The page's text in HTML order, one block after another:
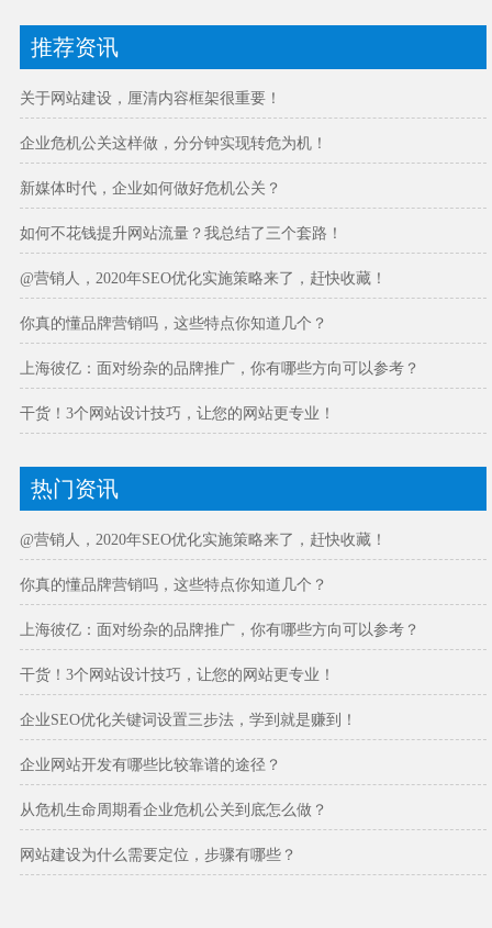
推荐资讯
关于网站建设，厘清内容框架很重要！
企业危机公关这样做，分分钟实现转危为机！
新媒体时代，企业如何做好危机公关？
如何不花钱提升网站流量？我总结了三个套路！
@营销人，2020年SEO优化实施策略来了，赶快收藏！
你真的懂品牌营销吗，这些特点你知道几个？
上海彼亿：面对纷杂的品牌推广，你有哪些方向可以参考？
干货！3个网站设计技巧，让您的网站更专业！
热门资讯
@营销人，2020年SEO优化实施策略来了，赶快收藏！
你真的懂品牌营销吗，这些特点你知道几个？
上海彼亿：面对纷杂的品牌推广，你有哪些方向可以参考？
干货！3个网站设计技巧，让您的网站更专业！
企业SEO优化关键词设置三步法，学到就是赚到！
企业网站开发有哪些比较靠谱的途径？
从危机生命周期看企业危机公关到底怎么做？
网站建设为什么需要定位，步骤有哪些？